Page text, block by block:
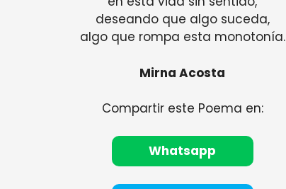
deseando que algo suceda,
algo que rompa esta monotonía.
Mirna Acosta
Compartir este Poema en:
Whatsapp